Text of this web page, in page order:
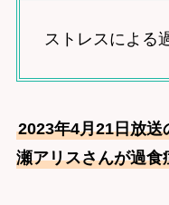
ストレスによる
2023年4月21日放送
瀬アリスさんが過